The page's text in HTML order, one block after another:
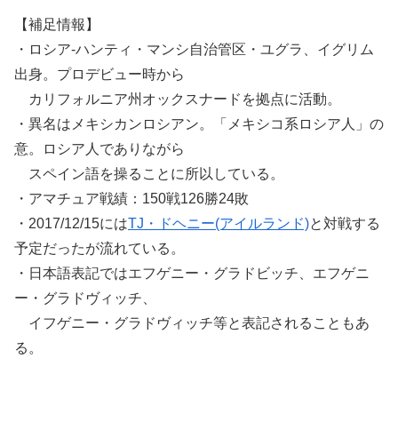
【補足情報】
・ロシア-ハンティ・マンシ自治管区・ユグラ、イグリム
出身。プロデビュー時から
カリフォルニア州オックスナードを拠点に活動。
・異名はメキシカンロシアン。「メキシコ系ロシア人」の
意。ロシア人でありながら
スペイン語を操ることに所以している。
・アマチュア戦績：150戦126勝24敗
・2017/12/15にはTJ・ドヘニー(アイルランド)と対戦する
予定だったが流れている。
・日本語表記ではエフゲニー・グラドビッチ、エフゲニ
ー・グラドヴィッチ、
イフゲニー・グラドヴィッチ等と表記されることもあ
る。